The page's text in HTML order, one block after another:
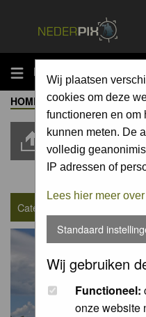
MENU
Wij plaatsen
cookies om deze
functioneren en om
kunnen meten. De
volledig
IP adressen of
Lees hier meer
Standaard
Wij gebruiken
Functioneel:
onze website
HOME -ALBUM-
Upload Pic
Category : Landschappen /